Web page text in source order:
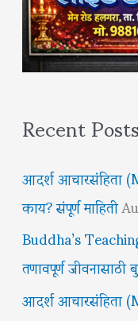
Recent Posts
आदर्श आचारसंहिता
काय? संपूर्ण माहिती
Buddha’s
तणावपूर्ण जीवनासाठी
आदर्श आचारसंहिता